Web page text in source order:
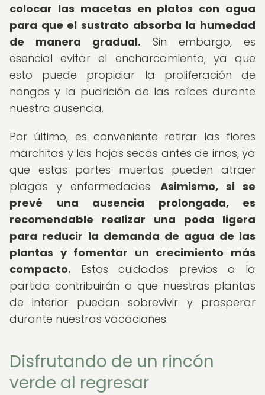
colocar las macetas en platos con agua
para que el sustrato absorba la humedad
de manera gradual. Sin embargo, es
esencial evitar el encharcamiento, ya que
esto puede propiciar la proliferación de
hongos y la pudrición de las raíces durante
nuestra ausencia.
Por último, es conveniente retirar las flores
marchitas y las hojas secas antes de irnos, ya
que estas partes muertas pueden atraer
plagas y enfermedades. Asimismo, si se
prevé una ausencia prolongada, es
recomendable realizar una poda ligera
para reducir la demanda de agua de las
plantas y fomentar un crecimiento más
compacto. Estos cuidados previos a la
partida contribuirán a que nuestras plantas
de interior puedan sobrevivir y prosperar
durante nuestras vacaciones.
Disfrutando de un rincón
verde al regresar